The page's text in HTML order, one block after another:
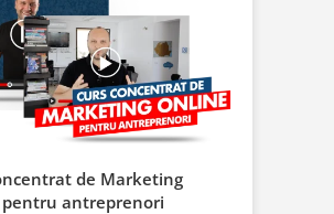
de Marketing
antreprenori